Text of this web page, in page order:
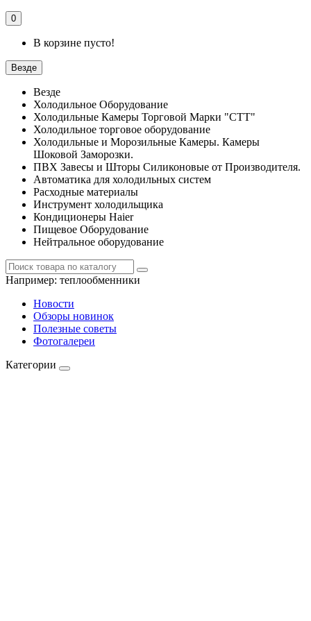
0
В корзине пусто!
Везде
Везде
Холодильное Оборудование
Холодильные Камеры Торговой Марки "СТТ"
Холодильное торговое оборудование
Холодильные и Морозильные Камеры. Камеры
Шоковой Заморозки.
ПВХ Завесы и Шторы Силиконовые от Производителя.
Автоматика для холодильных систем
Расходные материалы
Инструмент холодильщика
Кондиционеры Haier
Пищевое Оборудование
Нейтральное оборудование
Например: теплообменники
Новости
Обзоры новинок
Полезные советы
Фотогалереи
Категории